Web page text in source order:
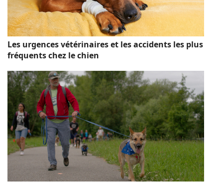
Les urgences vétérinaires et les accidents les plus
fréquents chez le chien